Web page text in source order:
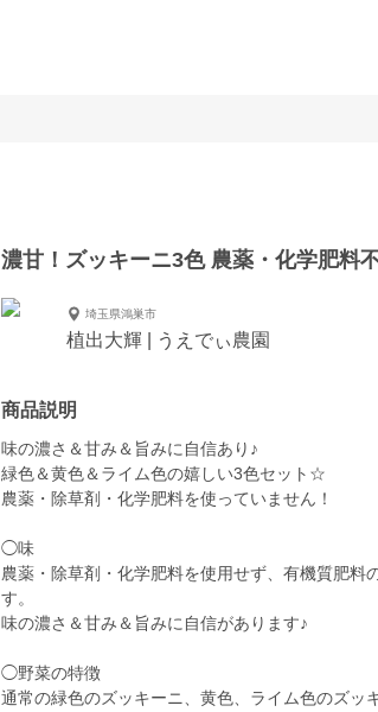
濃甘！ズッキーニ3色 農薬・化学肥料
埼玉県鴻巣市
植出大輝 | うえでぃ農園
商品説明
味の濃さ＆甘み＆旨みに自信あり♪
緑色＆黄色＆ライム色の嬉しい3色セット☆
農薬・除草剤・化学肥料を使っていません！
◯味
農薬・除草剤・化学肥料を使用せず、有機質肥料
す。
味の濃さ＆甘み＆旨みに自信があります♪
◯野菜の特徴
通常の緑色のズッキーニ、黄色、ライム色のズッ